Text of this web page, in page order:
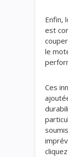
Enfin,
est
le
Ces
cliquez